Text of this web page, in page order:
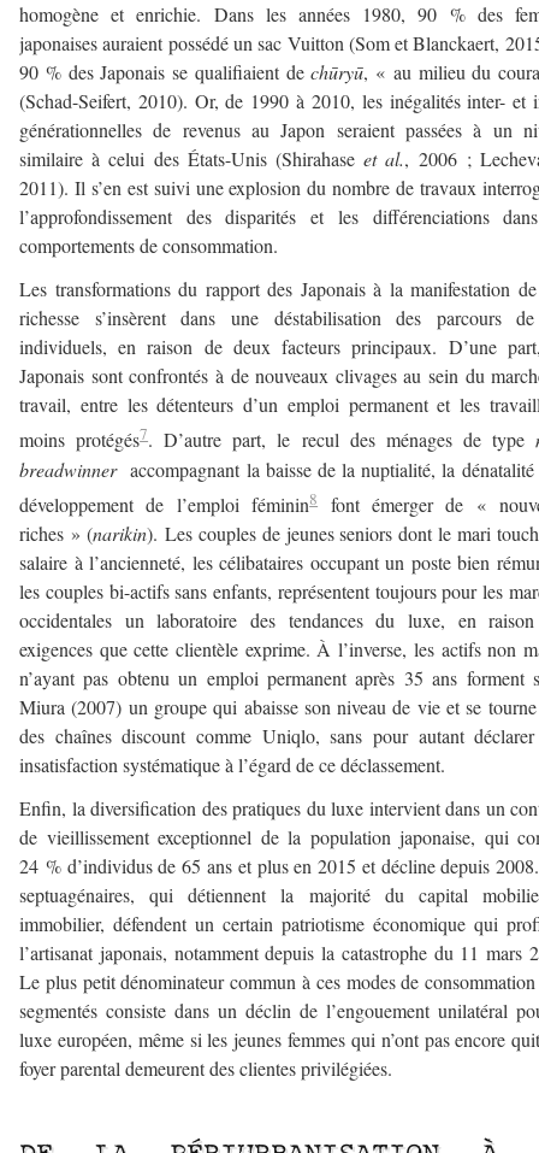
homogène et enrichie. Dans les années 1980, 90 % des
japonaises auraient possédé un sac Vuitton (Som et Blanckaert,
90 % des Japonais se qualifiaient dechūryū, « au milieu du
(Schad-Seifert, 2010). Or, de 1990 à 2010, les inégalités inter- et
générationnelles de revenus au Japon seraient passées à un
similaire à celui des États-Unis (Shirahaseet al., 2006 ;
2011). Il s’en est suivi une explosion du nombre de travaux
l’approfondissement des disparités et les différenciations
comportements de consommation.
Les transformations du rapport des Japonais à la manifestation
richesse s’insèrent dans une déstabilisation des parcours
individuels, en raison de deux facteurs principaux. D’une
Japonais sont confrontés à de nouveaux clivages au sein du
travail, entre les détenteurs d’un emploi permanent et les
moins protégés7. D’autre part, le recul des ménages de type
breadwinneraccompagnant la baisse de la nuptialité, la dénatalité
développement de l’emploi féminin8
font émerger de «
riches » (narikin). Les couples de jeunes seniors dont le mari
salaire à l’ancienneté, les célibataires occupant un poste bien
les couples bi-actifs sans enfants, représentent toujours pour les
occidentales un laboratoire des tendances du luxe, en
exigences que cette clientèle exprime. À l’inverse, les actifs non
n’ayant pas obtenu un emploi permanent après 35 ans forment
Miura (2007) un groupe qui abaisse son niveau de vie et se
des chaînes discount comme Uniqlo, sans pour autant
insatisfaction systématique à l’égard de ce déclassement.
Enfin, la diversification des pratiques du luxe intervient dans un
de vieillissement exceptionnel de la population japonaise, qui
24 % d’individus de 65 ans et plus en 2015 et décline depuis
septuagénaires, qui détiennent la majorité du capital
immobilier, défendent un certain patriotisme économique qui
l’artisanat japonais, notamment depuis la catastrophe du 11 mars
Le plus petit dénominateur commun à ces modes de
segmentés consiste dans un déclin de l’engouement unilatéral
luxe européen, même si les jeunes femmes qui n’ont pas encore
foyer parental demeurent des clientes privilégiées.